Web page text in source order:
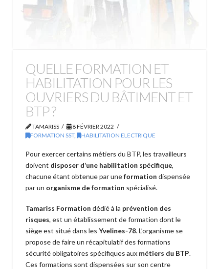
QUELLE FORMATION ET
HABILITATION POUR LES
OUVRIERS DU BÂTIMENT ET
BTP ?
TAMARISS
8 FÉVRIER 2022
FORMATION SST, HABILITATION ELECTRIQUE
Pour exercer certains métiers du BTP, les travailleurs
doivent disposer d’une habilitation spécifique,
chacune étant obtenue par uneformation dispensée
par un organisme de formation spécialisé.
Tamariss Formation dédié à la prévention des
risques, est un établissement de formation dont le
siège est situé dans les Yvelines-78. L’organisme se
propose de faire un récapitulatif des formations
sécurité obligatoires spécifiques aux métiers du BTP.
Ces formations sont dispensées sur son centre